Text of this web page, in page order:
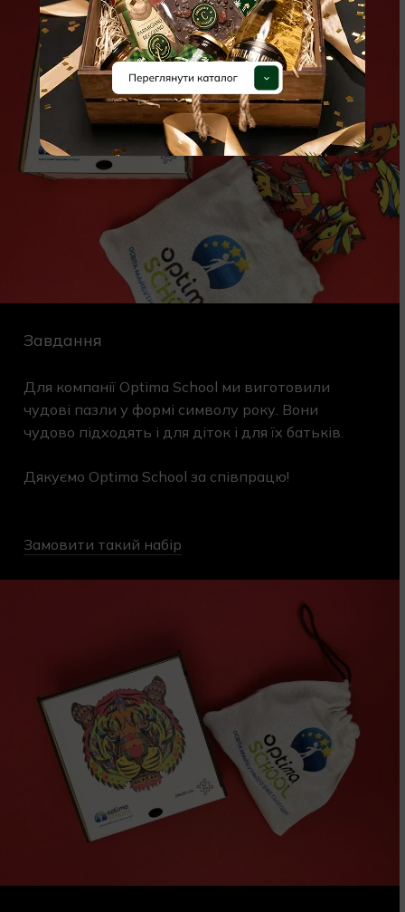
Завдання
Для компанії Optima School ми виготовили
чудові пазли у формі символу року. Вони
чудово підходять і для діток і для їх батьків.
Дякуємо Optima School за співпрацю!
Замовити такий набір